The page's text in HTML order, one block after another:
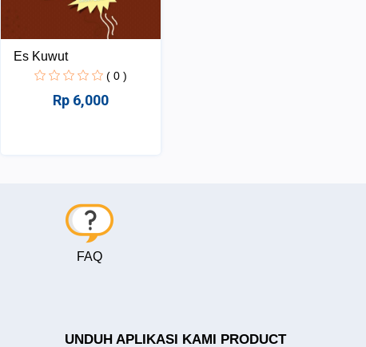
Es Kuwut
( 0 )
Rp 6,000
FAQ
UNDUH APLIKASI KAMI PRODUCT